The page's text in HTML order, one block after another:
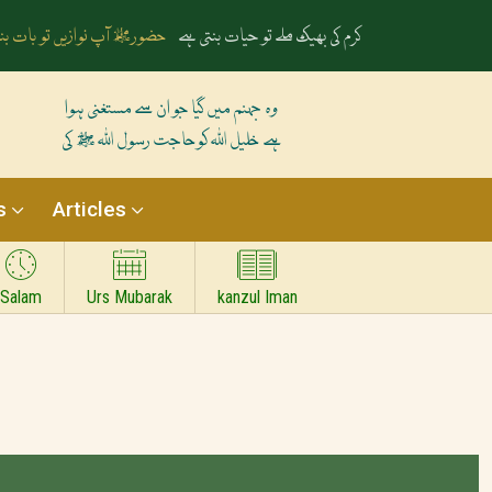
رخِ حضورﷺ کا صدقہ یہ دن چمکتا ہے آپ ﷺ کی زلفوں کے
وہ جہنم میں گیا جو ان سے مستغنی ہوا
ہے خلیل اللہ کوحاجت رسول اللہ ﷺ کی
Articles
Salam Urs Mubarak kanzul Iman